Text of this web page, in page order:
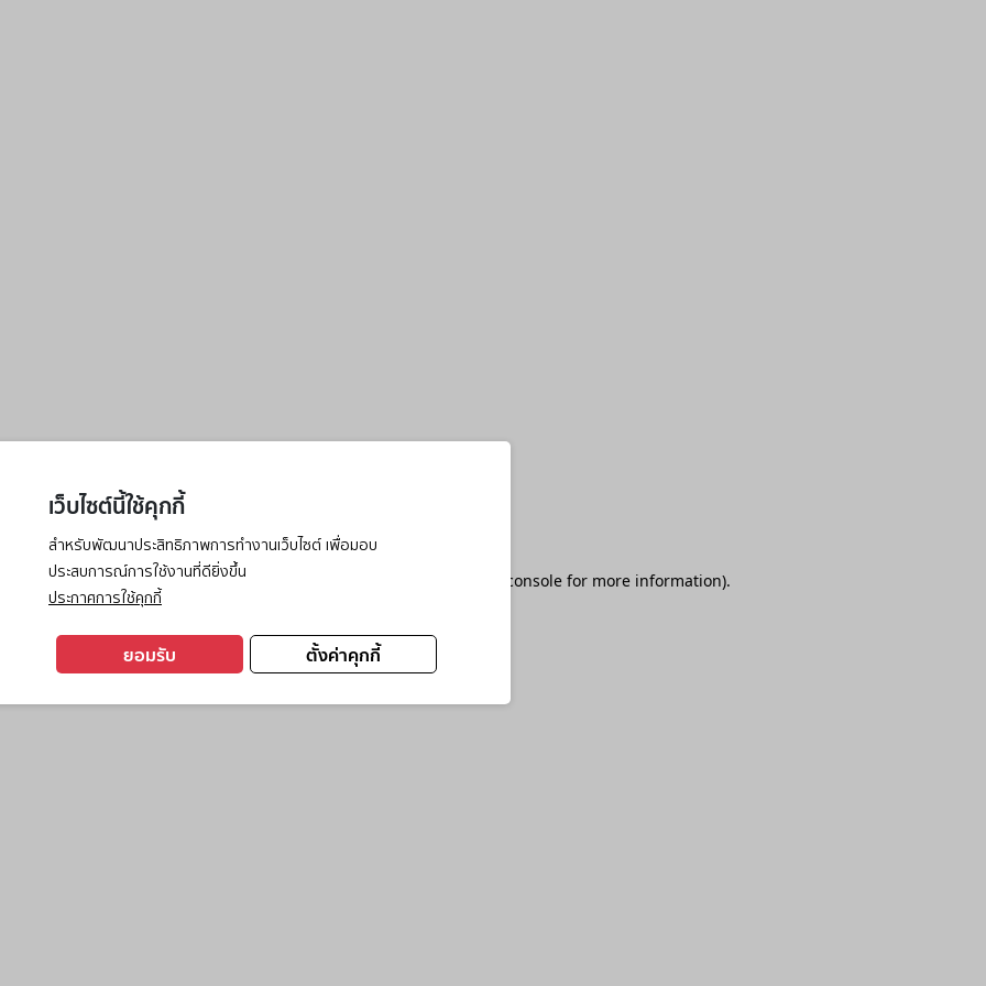
เว็บไซต์นี้ใช้คุกกี้
สำหรับพัฒนาประสิทธิภาพการทำงานเว็บไซต์ เพื่อมอบ
ประสบการณ์การใช้งานที่ดียิ่งขึ้น
ประกาศการใช้คุกกี้
ตั้งค่าคุกกี้
ยอมรับ
has occurred while loading browser console for more information).